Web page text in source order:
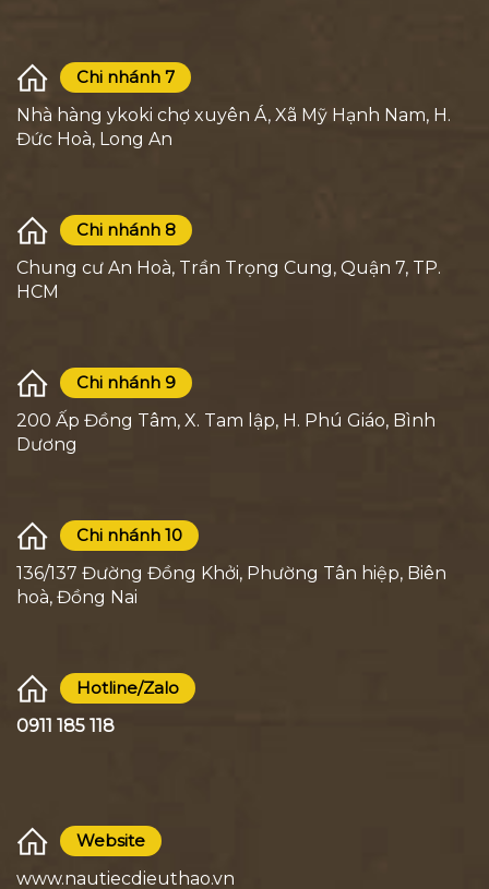
Chi nhánh 7
Nhà hàng ykoki chợ xuyên Á, Xã Mỹ Hạnh Nam, H.
Đức Hoà, Long An
Chi nhánh 8
Chung cư An Hoà, Trần Trọng Cung, Quận 7, TP.
HCM
Chi nhánh 9
200 Ấp Đồng Tâm, X. Tam lập, H. Phú Giáo, Bình
Dương
Chi nhánh 10
136/137 Đường Đồng Khởi, Phường Tân hiệp, Biên
hoà, Đồng Nai
Hotline/Zalo
0911 185 118
Website
www.nautiecdieuthao.vn